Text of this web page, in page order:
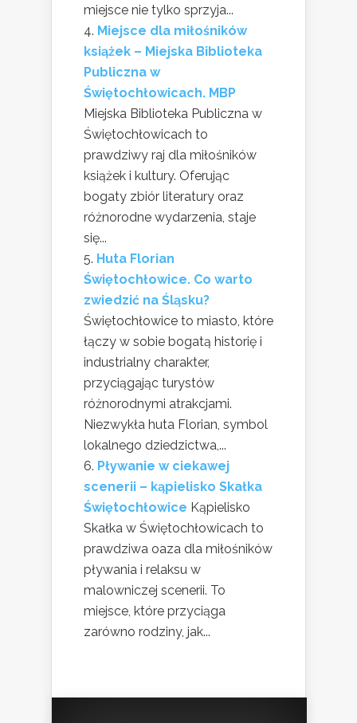
miejsce nie tylko sprzyja...
Miejsce dla miłośników
książek – Miejska Biblioteka
Publiczna w
Świętochłowicach. MBP
Miejska Biblioteka Publiczna w
Świętochłowicach to
prawdziwy raj dla miłośników
książek i kultury. Oferując
bogaty zbiór literatury oraz
różnorodne wydarzenia, staje
się...
Huta Florian
Świętochłowice. Co warto
zwiedzić na Śląsku?
Świętochłowice to miasto, które
łączy w sobie bogatą historię i
industrialny charakter,
przyciągając turystów
różnorodnymi atrakcjami.
Niezwykła huta Florian, symbol
lokalnego dziedzictwa,...
Pływanie w ciekawej
scenerii – kąpielisko Skałka
Świętochłowice Kąpielisko
Skałka w Świętochłowicach to
prawdziwa oaza dla miłośników
pływania i relaksu w
malowniczej scenerii. To
miejsce, które przyciąga
zarówno rodziny, jak...